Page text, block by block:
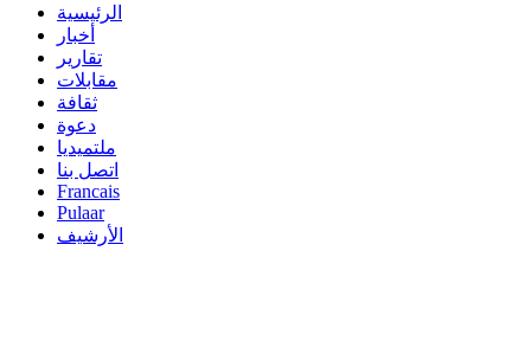
الرئيسية
أخبار
تقارير
مقابلات
ثقافة
دعوة
ملتميديا
اتصل بنا
Francais
Pulaar
الأرشيف